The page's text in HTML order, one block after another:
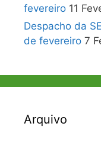
fevereiro 11
Despacho da
de fevereiro 7
Arquivo